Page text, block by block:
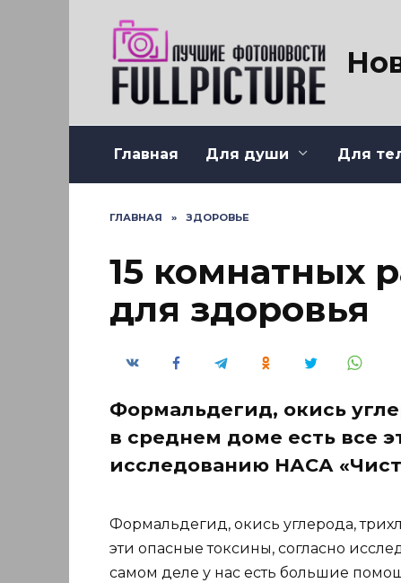
Главная Для души Для
ГЛАВНАЯ » ЗДОРОВЬЕ
15 комнатных
для здоровья
Формальдегид, окись
в среднем доме есть все
исследованию НАСА
Формальдегид, окись углерода,
эти опасные токсины, согласно
самом деле у нас есть большие